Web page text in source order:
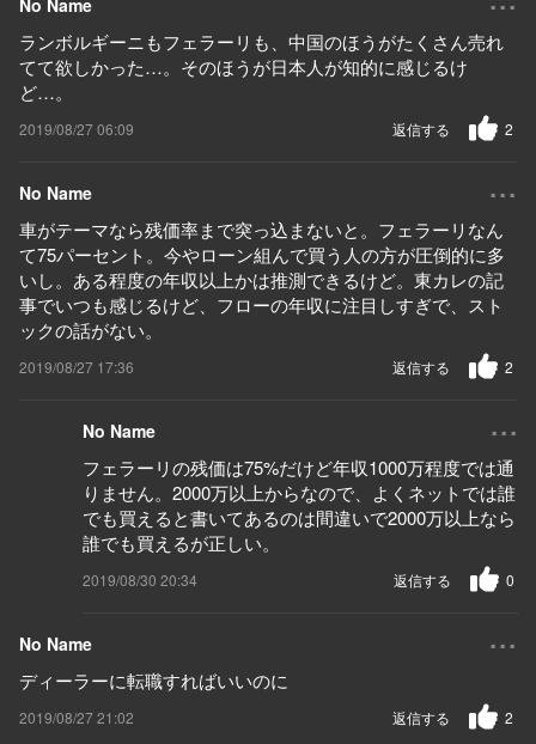
No Name
ランボルギーニもフェラーリも、中国のほうがたくさん売れ
てて欲しかった…。そのほうが日本人が知的に感じるけ
ど…。
2019/08/27 06:09 2
返信する
No Name ...
車がテーマなら残価率まで突っ込まないと。フェラーリなん
て75パーセント。今やローン組んで買う人の方が圧倒的に多
いし。ある程度の年収以上かは推測できるけど。東カレの記
事でいつも感じるけど、フローの年収に注目しすぎで、スト
ックの話がない。
2019/08/27 17:36 2
返信する
No Name ...
フェラーリの残価は75%だけど年収1000万程度では通
りません。2000万以上からなので、よくネットでは誰
でも買えると書いてあるのは間違いで2000万以上なら
誰でも買えるが正しい。
2019/08/30 20:34 0
返信する
No Name ...
ディーラーに転職すればいいのに
2019/08/27 21:02 2
返信する